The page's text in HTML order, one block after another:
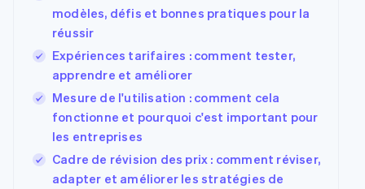
modèles, défis et bonnes pratiques pour la
réussir
Expériences tarifaires : comment tester,
apprendre et améliorer
Mesure de l'utilisation : comment cela
fonctionne et pourquoi c'est important pour
les entreprises
Cadre de révision des prix : comment réviser,
adapter et améliorer les stratégies de